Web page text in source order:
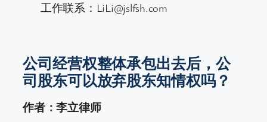
工作联系：LiLi@jslfsh.com
公司经营权整体承包出去后，公
司股东可以放弃股东知情权吗？
作者：李立律师